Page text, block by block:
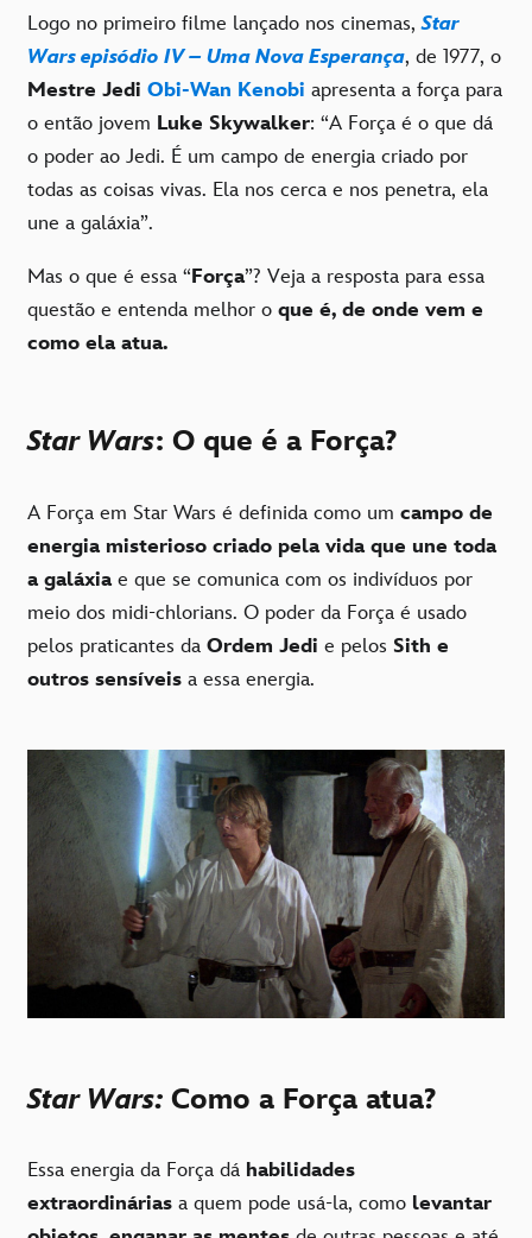
Logo no primeiro filme lançado nos cinemas,Star
Wars episódio IV – Uma Nova Esperança, de 1977, o
Mestre Jedi Obi-Wan Kenobi apresenta a força para
o então jovem Luke Skywalker: “A Força é o que dá
o poder ao Jedi. É um campo de energia criado por
todas as coisas vivas. Ela nos cerca e nos penetra, ela
une a galáxia”.
Mas o que é essa “Força”? Veja a resposta para essa
questão e entenda melhor o que é, de onde vem e
como ela atua.
Star Wars: O que é a Força?
A Força em Star Wars é definida como um campo de
energia misterioso criado pela vida que une toda
a galáxia e que se comunica com os indivíduos por
meio dos midi-chlorians. O poder da Força é usado
pelos praticantes da Ordem Jedi e pelos Sith e
outros sensíveis a essa energia.
Star Wars: Como a Força atua?
Essa energia da Força dá habilidades
extraordinárias a quem pode usá-la, como levantar